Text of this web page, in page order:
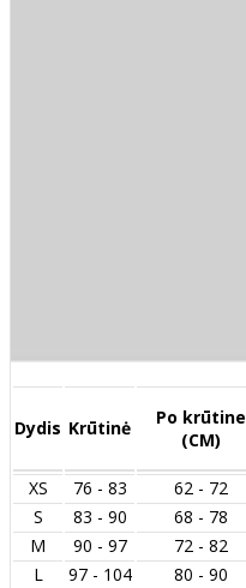
Dydis Krūtinė
Po krūtine
(CM)
XS 76 - 83 62 - 72
S
83 - 90 68 - 78
M
90 - 97 72 - 82
L
97 - 104 80 - 90